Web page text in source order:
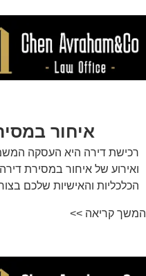
איחור
רכישת דירה היא העסקה
ואירוע של איחור במסירת
הכלכליות והאישיות שלכם
המשך קריאה >>